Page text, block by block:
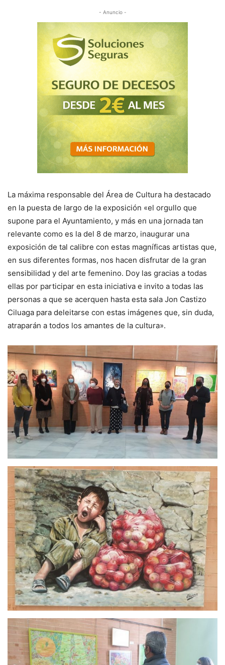
- Anuncio -
La máxima responsable del Área de Cultura ha destacado
en la puesta de largo de la exposición «el orgullo que
supone para el Ayuntamiento, y más en una jornada tan
relevante como es la del 8 de marzo, inaugurar una
exposición de tal calibre con estas magníficas artistas que,
en sus diferentes formas, nos hacen disfrutar de la gran
sensibilidad y del arte femenino. Doy las gracias a todas
ellas por participar en esta iniciativa e invito a todas las
personas a que se acerquen hasta esta sala Jon Castizo
Ciluaga para deleitarse con estas imágenes que, sin duda,
atraparán a todos los amantes de la cultura».